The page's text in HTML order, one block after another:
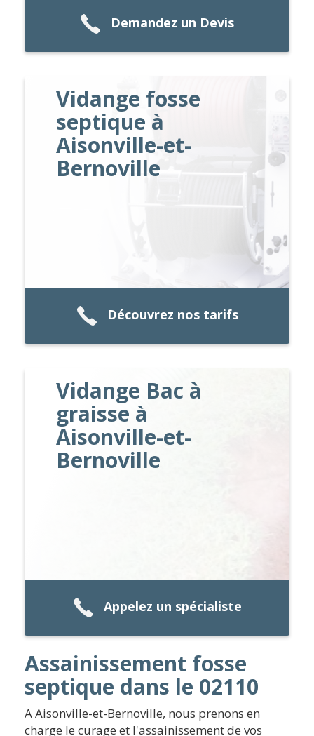
Demandez un Devis
Vidange fosse
septique à
Aisonville-et-
Bernoville
Découvrez nos tarifs
Vidange Bac à
graisse à
Aisonville-et-
Bernoville
Appelez un spécialiste
Assainissement fosse
septique dans le 02110
A Aisonville-et-Bernoville, nous prenons en
charge le curage et l'assainissement de vos